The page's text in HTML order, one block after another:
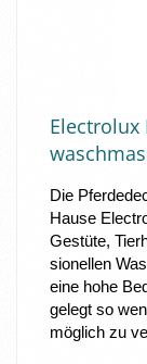
Die
Hause
Ge­stü­te,
sio­nel­len
eine hohe
ge­legt so
mög­lich zu